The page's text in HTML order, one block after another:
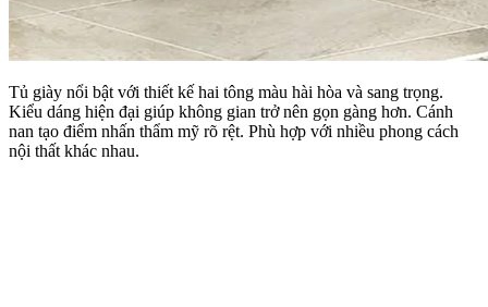
Tủ giày nổi bật với thiết kế hai tông màu hài hòa và sang trọng.
Kiểu dáng hiện đại giúp không gian trở nên gọn gàng hơn. Cánh
nan tạo điểm nhấn thẩm mỹ rõ rệt. Phù hợp với nhiều phong cách
nội thất khác nhau.